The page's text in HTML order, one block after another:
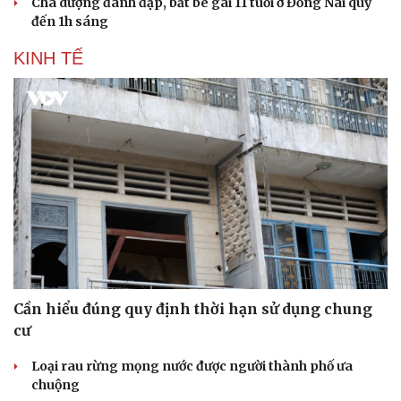
đến 1h sáng
KINH TẾ
Cần hiểu đúng quy định thời hạn sử dụng chung
cư
Loại rau rừng mọng nước được người thành phố ưa
chuộng